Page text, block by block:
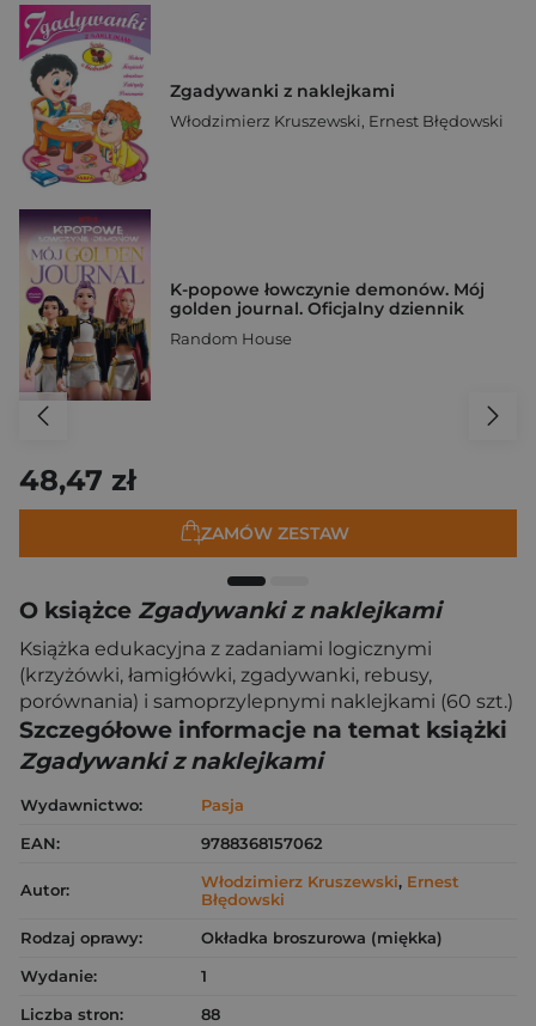
Zgadywanki z naklejkami
Włodzimierz Kruszewski, Ernest Błędowski
K-popowe łowczynie demonów. Mój
golden journal. Oficjalny dziennik
Random House
48,47 zł
ZAMÓW ZESTAW
O książce Zgadywanki z naklejkami
Książka edukacyjna z zadaniami logicznymi
(krzyżówki, łamigłówki, zgadywanki, rebusy,
porównania) i samoprzylepnymi naklejkami (60 szt.)
Szczegółowe informacje na temat książki
Zgadywanki z naklejkami
Wydawnictwo:
Pasja
EAN:
9788368157062
Autor: Włodzimierz Kruszewski, Ernest
Błędowski
Rodzaj oprawy:
Okładka broszurowa (miękka)
Wydanie:
1
Liczba stron:
88